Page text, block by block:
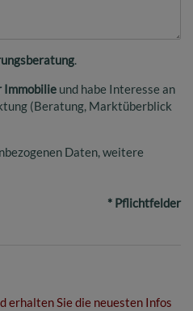
.
Immobilie und habe Interesse an
(Beratung, Marktüberblick
Daten, weitere
* Pflichtfelder
erhalten Sie die neuesten Infos